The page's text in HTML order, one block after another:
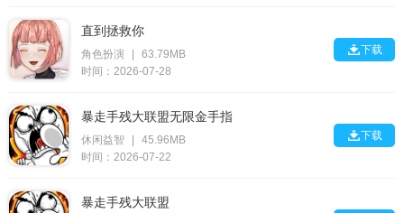
直到拯救你
角色扮演
63.79MB
时间：2026-07-28
下载
暴走手残大联盟无限金手指
休闲益智
45.96MB
时间：2026-07-22
下载
暴走手残大联盟